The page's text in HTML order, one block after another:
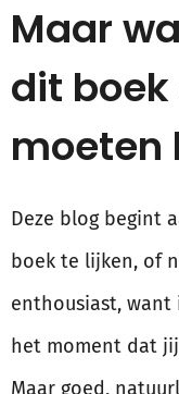
Maar
dit
moeten
Deze blog begint
boek te lijken, of
enthousiast,
het moment dat
Maar goed,